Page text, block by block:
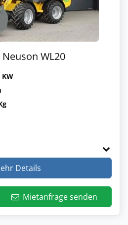
WL20
KW
Details
Mietanfrage senden